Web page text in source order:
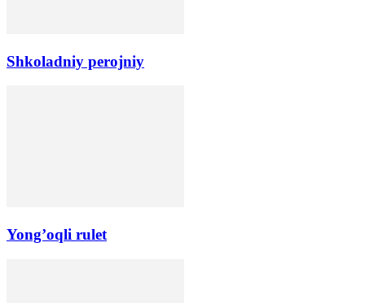
Shkoladniy perojniy
Yong’oqli rulet